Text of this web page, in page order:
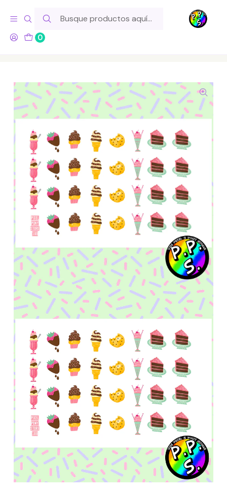
0
Hola! Si tu pedido incluye productos de fabricación propia,
ten en cuenta este tiempo para el despacho
Inicio Lo Hacemos Nosotros